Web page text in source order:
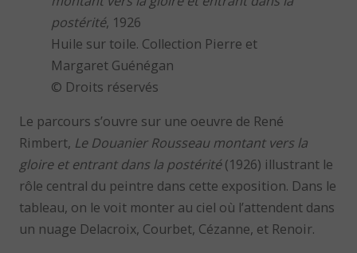
postérité, 1926
Huile sur toile. Collection Pierre et
Margaret Guénégan
© Droits réservés
Le parcours s’ouvre sur une oeuvre de René
Rimbert, Le Douanier Rousseau montant vers la
gloire et entrant dans la postérité(1926) illustrant le
rôle central du peintre dans cette exposition. Dans le
tableau, on le voit monter au ciel où l’attendent dans
un nuage Delacroix, Courbet, Cézanne, et Renoir.